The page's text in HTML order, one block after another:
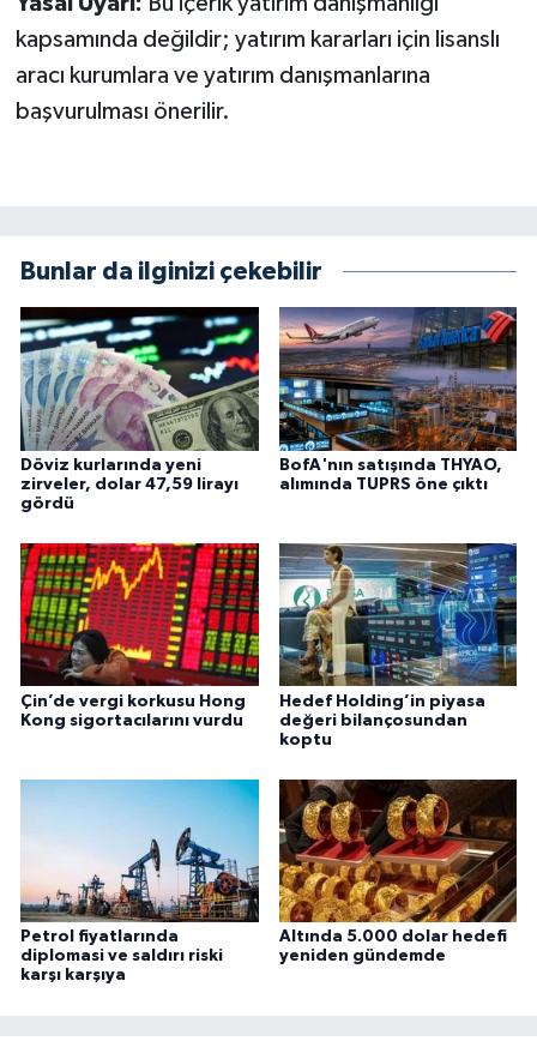
kapsamında değildir; yatırım kararları için lisanslı
aracı kurumlara ve yatırım danışmanlarına
başvurulması önerilir.
Bunlar da ilginizi çekebilir
Döviz kurlarında yeni
zirveler, dolar 47,59 lirayı
gördü
BofA'nın satışında THYAO,
alımında TUPRS öne çıktı
Çin’de vergi korkusu Hong
Kong sigortacılarını vurdu
Hedef Holding’in piyasa
değeri bilançosundan
koptu
Petrol fiyatlarında
diplomasi ve saldırı riski
karşı karşıya
Altında 5.000 dolar hedefi
yeniden gündemde